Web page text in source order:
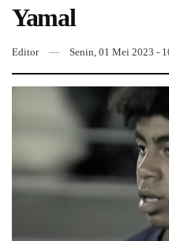
Yamal
Editor Senin, 01 Mei 2023 -